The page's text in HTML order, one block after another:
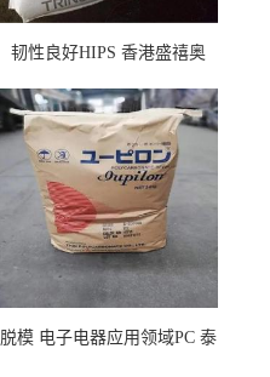
韧性良好HIPS 香港盛禧奥
脱模 电子电器应用领域PC 泰